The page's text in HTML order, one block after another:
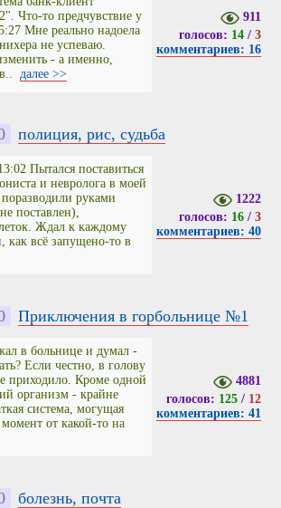
Что-то предчувствие у
Мне реально надоела
не успеваю.
- а именно,
далее >>
911
голосов: 14/ 3
комментариев: 16
полиция, рис, судьба
Пытался поставиться
и невролога в моей
руками
поставлен),
Ждал к каждому
как всё запущено-то в
1222
голосов: 16/ 3
комментариев: 40
Приключения в горбольнице №1
в больнице и думал -
Если честно, в голову
приходило. Кроме одной
организм - крайне
система, могущая
от какой-то на
4881
голосов: 125/ 12
комментариев: 41
болезнь, почта